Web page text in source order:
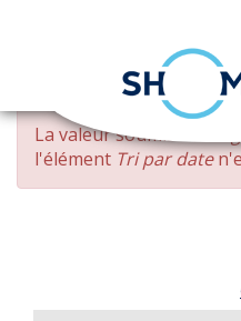
Aller
contenu
principal
MESSAGE
D'ERREUR
La valeur soumise
l'élément Tri par date